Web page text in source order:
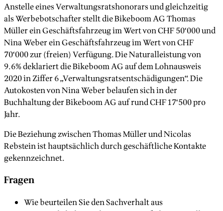
Anstelle eines Verwaltungsratshonorars und gleichzeitig
als Werbebotschafter stellt die Bikeboom AG Thomas
Müller ein Geschäftsfahrzeug im Wert von CHF 50‘000 und
Nina Weber ein Geschäftsfahrzeug im Wert von CHF
70‘000 zur (freien) Verfügung. Die Naturalleistung von
9.6% deklariert die Bikeboom AG auf dem Lohnausweis
2020 in Ziffer 6 „Verwaltungsratsentschädigungen“. Die
Autokosten von Nina Weber belaufen sich in der
Buchhaltung der Bikeboom AG auf rund CHF 17‘500 pro
Jahr.
Die Beziehung zwischen Thomas Müller und Nicolas
Rebstein ist hauptsächlich durch geschäftliche Kontakte
gekennzeichnet.
Fragen
Wie beurteilen Sie den Sachverhalt aus